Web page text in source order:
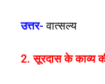
उत्तर- वात्सल्य
2. सूरदास के काव्य